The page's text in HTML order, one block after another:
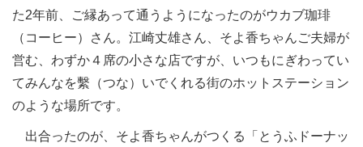
た2年前、ご縁あって通うようになったのがウカブ珈琲
（コーヒー）さん。江崎丈雄さん、そよ香ちゃんご夫婦が
営む、わずか４席の小さな店ですが、いつもにぎわってい
てみんなを繫（つな）いでくれる街のホットステーション
のような場所です。
出合ったのが、そよ香ちゃんがつくる「とうふドーナッ